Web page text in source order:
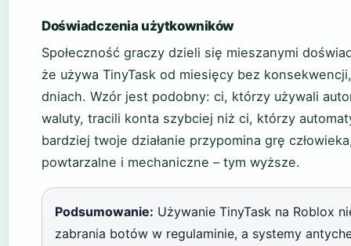
Doświadczenia użytkowników
Społeczność graczy dzieli się mieszanymi
że używa TinyTask od miesięcy bez
dniach. Wzór jest podobny: ci, którzy używali
waluty, tracili konta szybciej niż ci, którzy
bardziej twoje działanie przypomina grę
powtarzalne i mechaniczne – tym wyższe.
Podsumowanie: Używanie TinyTask na Roblox
zabrania botów w regulaminie, a systemy